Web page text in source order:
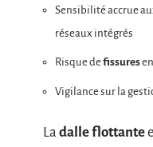
Sensibilité accrue
réseaux intégrés
Risque defissures
Vigilance sur la
La dalle flottante